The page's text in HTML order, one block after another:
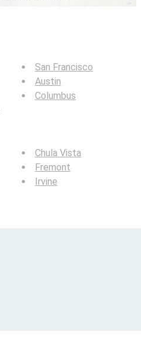
San Francisco
Austin
Columbus
Chula Vista
Fremont
Irvine